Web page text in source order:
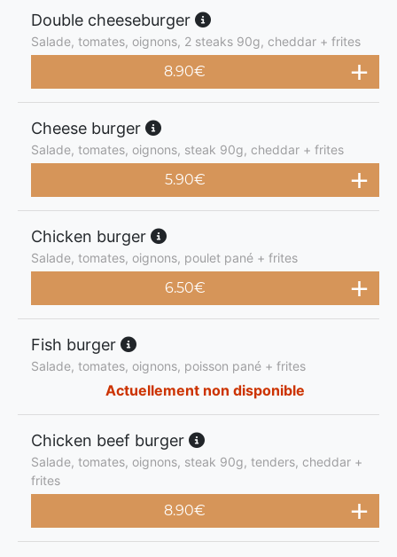
Double cheeseburger
Salade, tomates, oignons, 2 steaks 90g, cheddar + frites
8.90€
Cheese burger
Salade, tomates, oignons, steak 90g, cheddar + frites
5.90€
Chicken burger
Salade, tomates, oignons, poulet pané + frites
6.50€
Fish burger
Salade, tomates, oignons, poisson pané + frites
Actuellement non disponible
Chicken beef burger
Salade, tomates, oignons, steak 90g, tenders, cheddar +
frites
8.90€